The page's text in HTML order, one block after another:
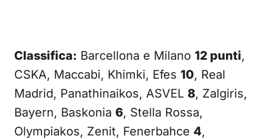
Classifica: Barcellona e Milano 12 punti,
CSKA, Maccabi, Khimki, Efes 10, Real
Madrid, Panathinaikos, ASVEL 8, Zalgiris,
Bayern, Baskonia 6, Stella Rossa,
Olympiakos, Zenit, Fenerbahce 4,